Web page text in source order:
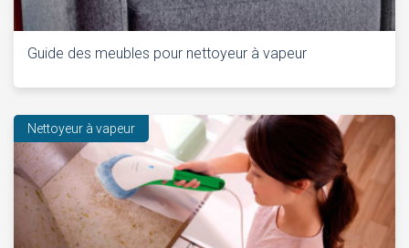
Guide des meubles pour nettoyeur à vapeur
Nettoyeur à vapeur